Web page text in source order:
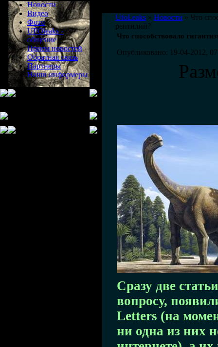
Новости
Видео
Фото
UFOleaks -
общение
Прием новостей
Обратная связь
Партнеры
Наши информеры
UfoLeaks » Новости » Что
рептилий?
Что способствовало
Опубликовано: 19-04-2012,
Сразу две
вопросу,
Letters (на
ни одна из них